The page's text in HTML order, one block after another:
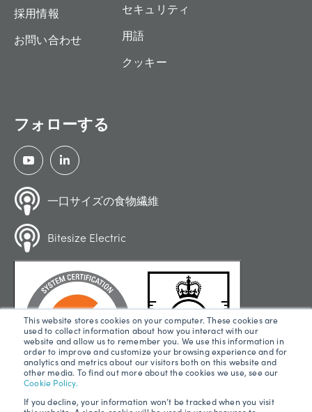
This website stores cookies on your computer. These cookies are
used to collect information about how you interact with our
website and allow us to remember you. We use this information in
order to improve and customize your browsing experience and for
analytics and metrics about our visitors both on this website and
other media. To find out more about the cookies we use, see our
Cookie Policy.
If you decline, your information won’t be tracked when you visit
採用情報
お問い合わせ
セキュリティ
用語
クッキー
フォローする
一口サイズの食物繊維
Bitesize Electric